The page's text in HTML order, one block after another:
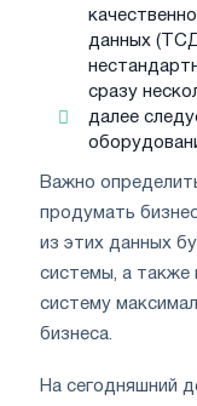
данных
сразу
далее
Важно
продумать
из этих данных
системы, а также
систему
бизнеса.
На сегодняшний